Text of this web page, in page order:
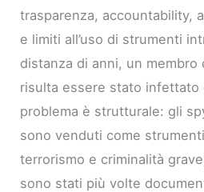
trasparenza, accountability,
e limiti all’uso di strumenti
distanza di anni, un
risulta essere stato infettato
problema è strutturale: gli
sono venduti come
terrorismo e criminalità
sono stati più volte